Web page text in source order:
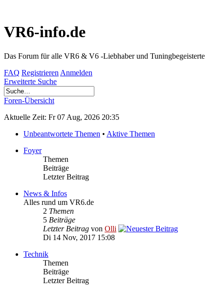
VR6-info.de
Das Forum für alle VR6 & V6 -Liebhaber und Tuningbegeisterte
FAQ Registrieren Anmelden
Erweiterte Suche
Foren-Übersicht
Aktuelle Zeit: Fr 07 Aug, 2026 20:35
Unbeantwortete Themen • Aktive Themen
Foyer
Themen
Beiträge
Letzter Beitrag
News & Infos
Alles rund um VR6.de
2 Themen
5 Beiträge
Letzter Beitrag von Olli
Di 14 Nov, 2017 15:08
Technik
Themen
Beiträge
Letzter Beitrag